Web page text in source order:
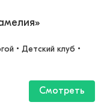
• Детский клуб •
Смотреть